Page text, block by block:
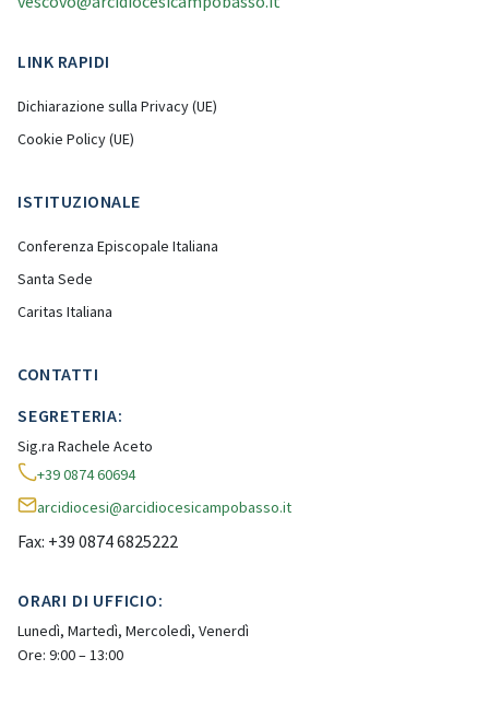
LINK RAPIDI
Dichiarazione sulla Privacy (UE)
Cookie Policy (UE)
ISTITUZIONALE
Conferenza Episcopale Italiana
Santa Sede
Caritas Italiana
CONTATTI
SEGRETERIA:
Sig.ra Rachele Aceto
+39 0874 60694
arcidiocesi@arcidiocesicampobasso.it
Fax: +39 0874 6825222
ORARI DI UFFICIO:
Lunedì, Martedì, Mercoledì, Venerdì
Ore: 9:00 – 13:00